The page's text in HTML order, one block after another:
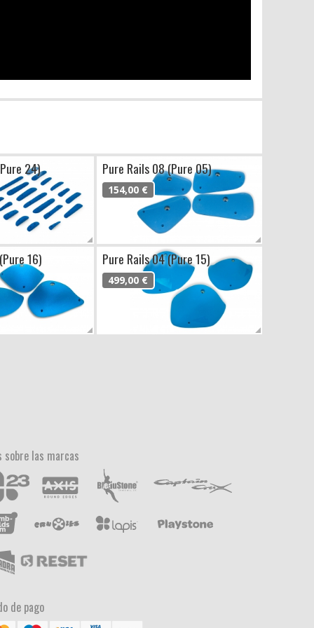
24) Pure Rails 08 (Pure 05)
154,00 €
16) Pure Rails 04 (Pure 15)
499,00 €
sobre las marcas
de pago